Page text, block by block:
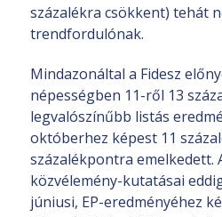
százalékra csökkent) tehát
trendfordulónak.
Mindazonáltal a Fidesz
népességben 11-ről 13
legvalószínűbb listás
októberhez képest 11
százalékpontra emelkedett.
közvélemény-kutatásai
júniusi, EP-eredményéhez